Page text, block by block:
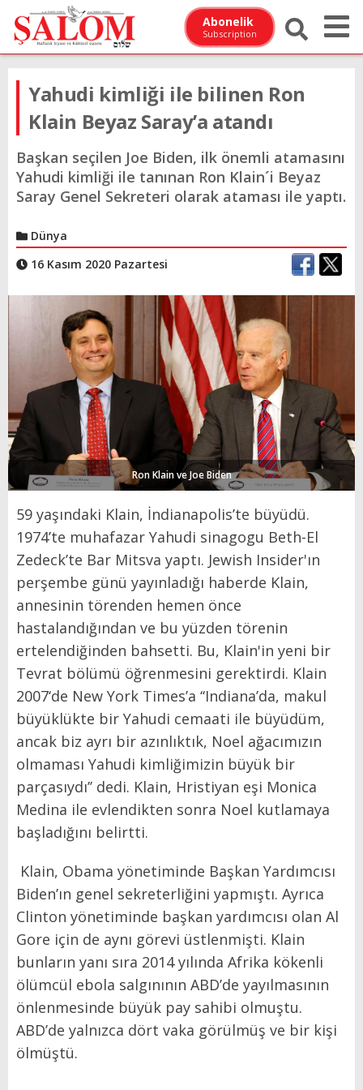
Abonelik
Subscription
Yahudi kimliği ile bilinen Ron
Klain Beyaz Saray’a atandı
Başkan seçilen Joe Biden, ilk önemli atamasını
Yahudi kimliği ile tanınan Ron Klain´i Beyaz
Saray Genel Sekreteri olarak ataması ile yaptı.
Dünya
16 Kasım 2020 Pazartesi
Ron Klain ve Joe Biden
59 yaşındaki Klain, İndianapolis’te büyüdü.
1974’te muhafazar Yahudi sinagogu Beth-El
Zedeck’te Bar Mitsva yaptı. Jewish Insider'ın
perşembe günü yayınladığı haberde Klain,
annesinin törenden hemen önce
hastalandığından ve bu yüzden törenin
ertelendiğinden bahsetti. Bu, Klain'in yeni bir
Tevrat bölümü öğrenmesini gerektirdi. Klain
2007‘de New York Times’a ‘‘Indiana’da, makul
büyüklükte bir Yahudi cemaati ile büyüdüm,
ancak biz ayrı bir azınlıktık, Noel ağacımızın
olmaması Yahudi kimliğimizin büyük bir
parçasıydı’’ dedi. Klain, Hristiyan eşi Monica
Medina ile evlendikten sonra Noel kutlamaya
başladığını belirtti.
Klain, Obama yönetiminde Başkan Yardımcısı
Biden’ın genel sekreterliğini yapmıştı. Ayrıca
Clinton yönetiminde başkan yardımcısı olan Al
Gore için de aynı görevi üstlenmişti. Klain
bunların yanı sıra 2014 yılında Afrika kökenli
ölümcül ebola salgınının ABD’de yayılmasının
önlenmesinde büyük pay sahibi olmuştu.
ABD’de yalnızca dört vaka görülmüş ve bir kişi
ölmüştü.